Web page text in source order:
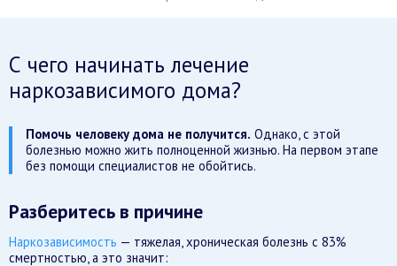
С чего начинать лечение
наркозависимого дома?
Помочь человеку дома не получится. Однако, с этой
болезнью можно жить полноценной жизнью. На первом этапе
без помощи специалистов не обойтись.
Разберитесь в причине
Наркозависимость — тяжелая, хроническая болезнь с 83%
смертностью, а это значит: